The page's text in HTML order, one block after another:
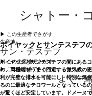
シャトー・
ポイヤックとサンテステフ
ポイヤックとサンテステフの間にある
の、両極端をうまく回避する微気候の
利が完璧な排水を可能にし、特別な気
るのに最適なテロワールとなっている
が驚くほど安定しています。ドメーヌ
▶︎ この生産者でさがす
生産地
サン・テステフ
▶︎ この生産地でさがす
▶︎ この生産地でさがす
よく一